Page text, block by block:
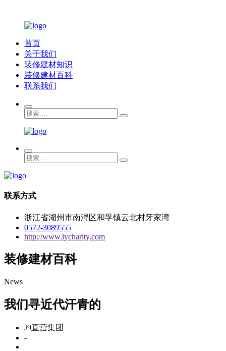
首页
关于我们
装修建材知识
装修建材百科
联系我们
联系方式
浙江省湖州市南浔区和孚镇云北村牙家湾
0572-3089555
http://www.lycharity.com
装修建材百科
News
我们寻近代汗青的
J9直营集团
-